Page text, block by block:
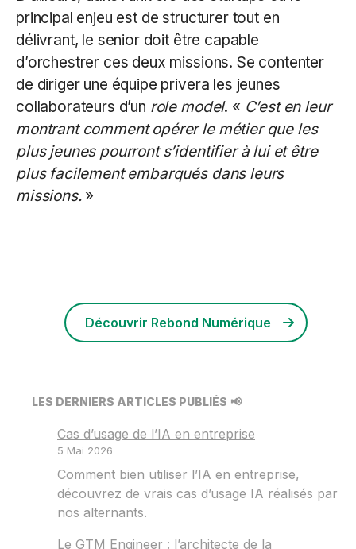
principal enjeu est de structurer tout en
délivrant, le senior doit être capable
d’orchestrer ces deux missions. Se contenter
de diriger une équipe privera les jeunes
collaborateurs d’un role model. « C’est en leur
montrant comment opérer le métier que les
plus jeunes pourront s’identifier à lui et être
plus facilement embarqués dans leurs
missions.»
Découvrir Rebond Numérique
LES DERNIERS ARTICLES PUBLIÉS 📢
Cas d’usage de l’IA en entreprise
5 Mai 2026
Comment bien utiliser l’IA en entreprise,
découvrez de vrais cas d’usage IA réalisés par
nos alternants.
Le GTM Engineer : l’architecte de la